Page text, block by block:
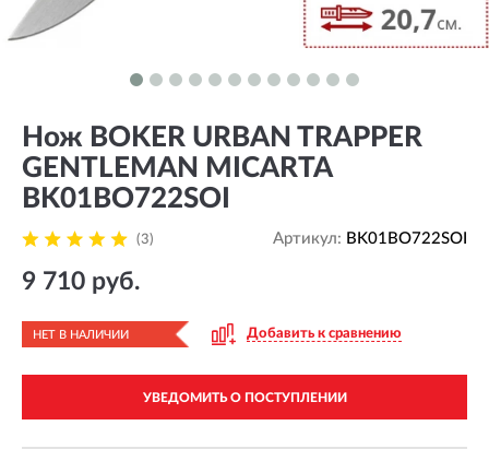
Нож BOKER URBAN TRAPPER
GENTLEMAN MICARTA
BK01BO722SOI
(3) Артикул: BK01BO722SOI
9 710 руб.
НЕТ В НАЛИЧИИ Добавить к сравнению
УВЕДОМИТЬ О ПОСТУПЛЕНИИ